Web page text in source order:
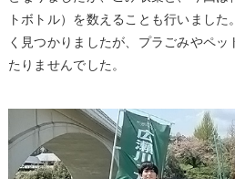
トボトル）を数えることも行いまし
く見つかりましたが、プラごみやペ
たりませんでした。